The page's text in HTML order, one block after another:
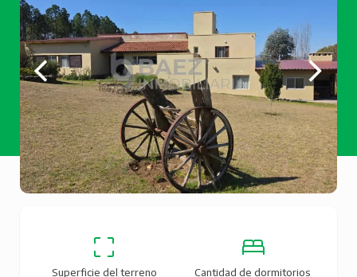
Superficie del terreno Cantidad de dormitorios